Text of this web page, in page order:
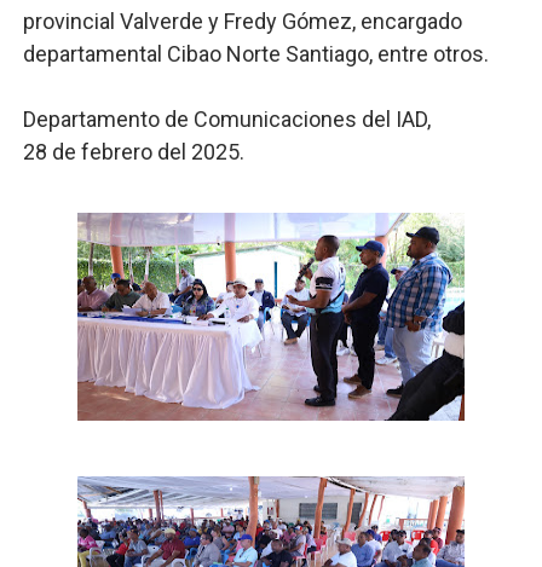
provincial Valverde y Fredy Gómez, encargado
departamental Cibao Norte Santiago, entre otros.
Departamento de Comunicaciones del IAD,
28 de febrero del 2025.